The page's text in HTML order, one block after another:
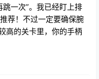
一次”。我已经盯上排
荐！不过一定要确保腕
高的关卡里，你的手柄